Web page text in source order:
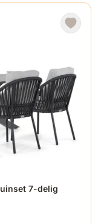
7-delig
opties op de